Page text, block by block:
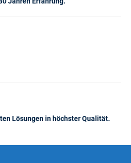
Lösungen in höchster Qualität.